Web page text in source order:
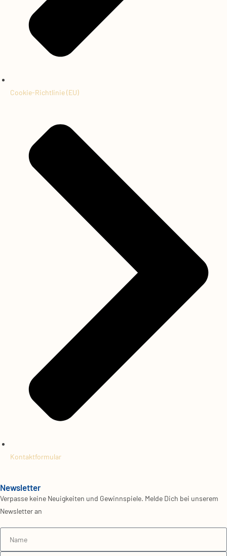
Cookie-Richtlinie (EU)
Kontaktformular
Newsletter
Verpasse keine Neuigkeiten und Gewinnspiele. Melde Dich bei unserem
Newsletter an